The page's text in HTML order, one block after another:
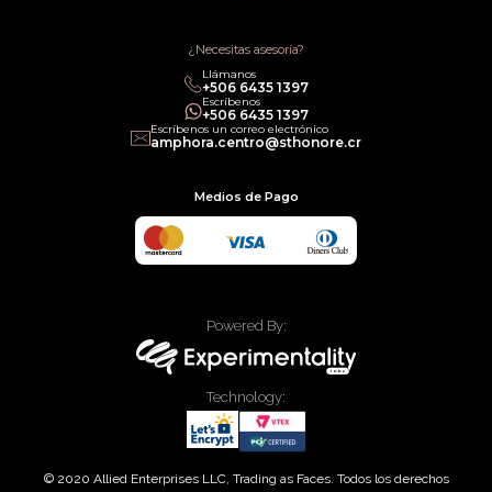
¿Necesitas asesoría?
Llámanos
+506 6435 1397
Escríbenos
+506 6435 1397
Escríbenos un correo electrónico
amphora.centro@sthonore.cr
Medios de Pago
Powered By:
Technology:
© 2020 Allied Enterprises LLC, Trading as Faces. Todos los derechos